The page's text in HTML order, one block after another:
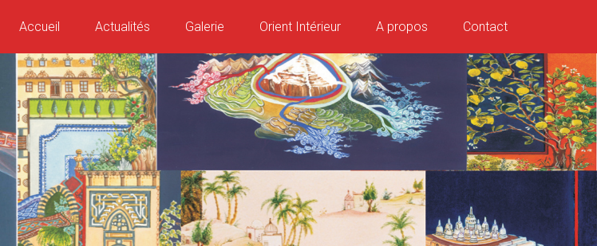
Accueil Actualités Galerie Orient Intérieur A propos Contact